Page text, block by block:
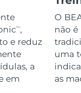
TM,
e reduz
a
em
O
não é
uma
as
Gel
prevista 2026/8/15
prevista2026/8/11
prevista2026/8/14